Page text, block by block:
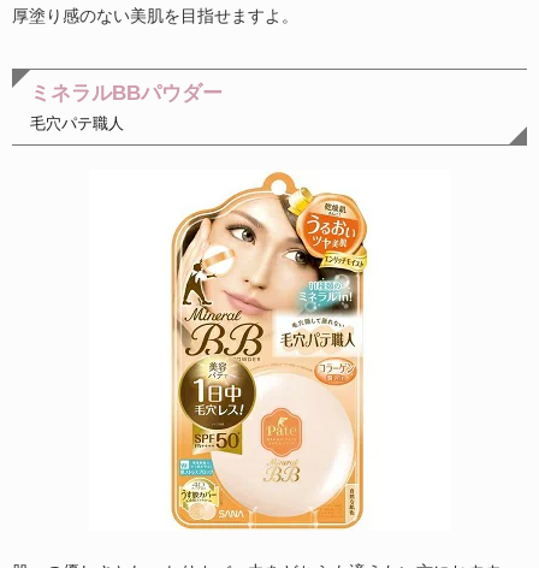
厚塗り感のない美肌を目指せますよ。
ミネラルBBパウダー
毛穴パテ職人